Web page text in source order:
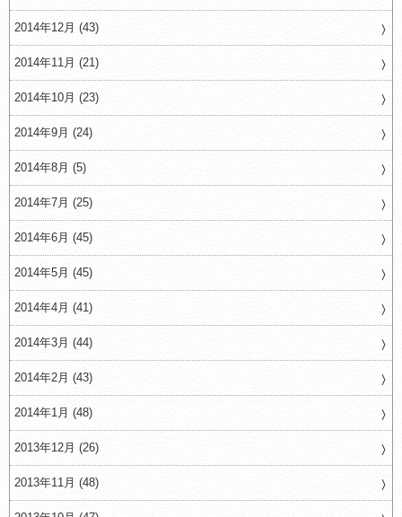
2014年12月 (43)
2014年11月 (21)
2014年10月 (23)
2014年9月 (24)
2014年8月 (5)
2014年7月 (25)
2014年6月 (45)
2014年5月 (45)
2014年4月 (41)
2014年3月 (44)
2014年2月 (43)
2014年1月 (48)
2013年12月 (26)
2013年11月 (48)